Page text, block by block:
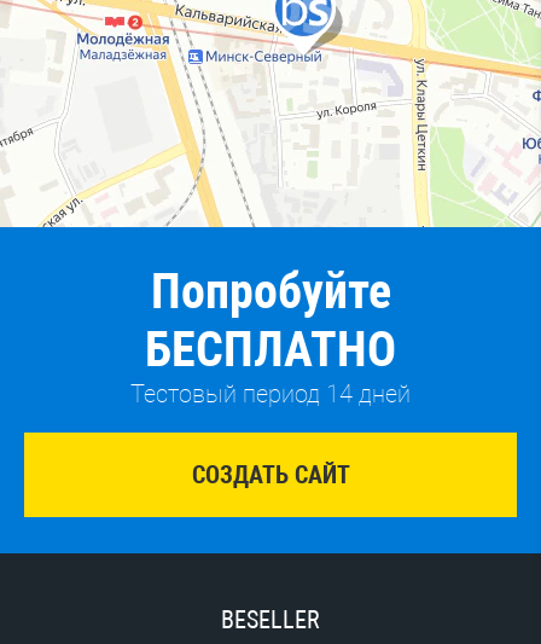
Попробуйте
БЕСПЛАТНО
Тестовый период 14 дней
СОЗДАТЬ САЙТ
BESELLER